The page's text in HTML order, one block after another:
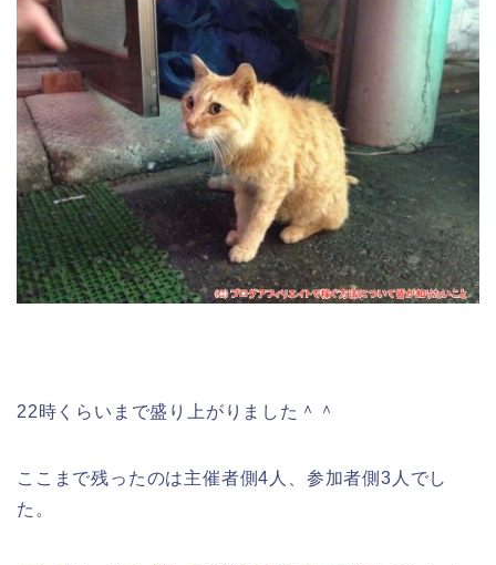
22時くらいまで盛り上がりました＾＾
ここまで残ったのは主催者側4人、参加者側3人でし
た。